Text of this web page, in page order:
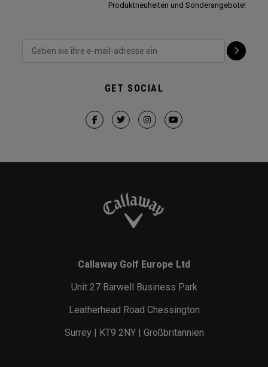
Produktneuheiten und Sonderangebote!
GET SOCIAL
Callaway Golf Europe Ltd
Unit 27 Barwell Business Park
Leatherhead Road Chessington
Surrey | KT9 2NY | Großbritannien